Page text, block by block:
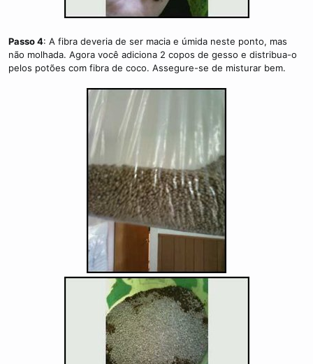
Passo 4: A fibra deveria de ser macia e úmida neste ponto, mas
não molhada. Agora você adiciona 2 copos de gesso e distribua-o
pelos potões com fibra de coco. Assegure-se de misturar bem.